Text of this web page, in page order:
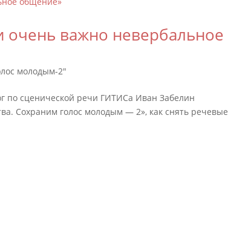
важно невербальное
молодым-2"
по сценической речи ГИТИСа Иван Забелин
Сохраним голос молодым — 2», как снять речевые